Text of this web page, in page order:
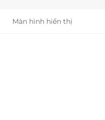
Màn hình hiển thị